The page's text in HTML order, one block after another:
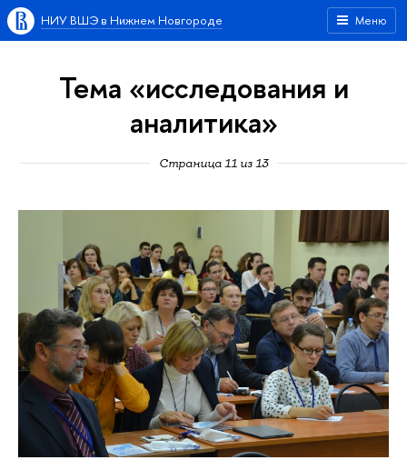
Меню
НИУ ВШЭ в Нижнем Новгороде
Тема «исследования и
аналитика»
Страница 11 из 13